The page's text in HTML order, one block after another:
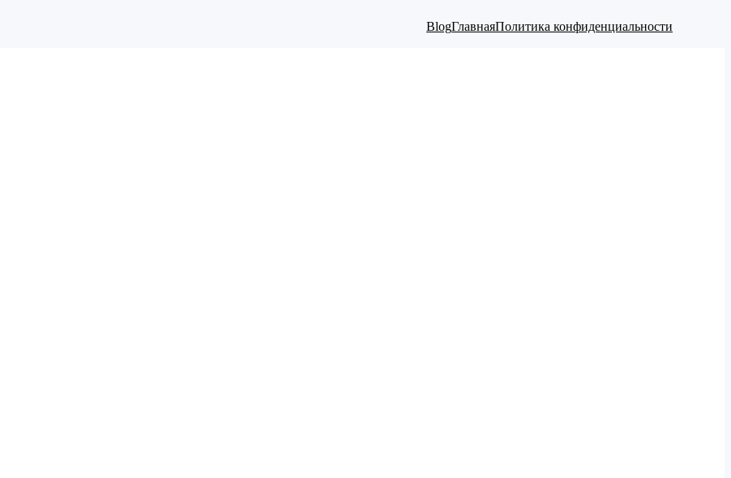
BlogГлавнаяПолитика конфиденциальности